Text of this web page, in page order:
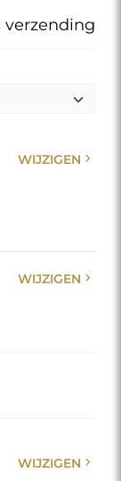
verzending
WIJZIGEN chevron_right
WIJZIGEN chevron_right
WIJZIGEN chevron_right